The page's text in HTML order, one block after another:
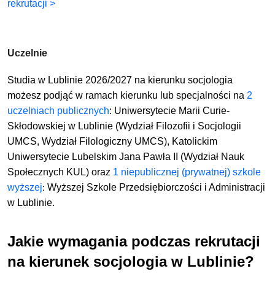
rekrutacji >
Uczelnie
Studia w Lublinie 2026/2027 na kierunku socjologia
możesz podjąć w ramach kierunku lub specjalności na 2
uczelniach publicznych: Uniwersytecie Marii Curie-
Skłodowskiej w Lublinie (Wydział Filozofii i Socjologii
UMCS, Wydział Filologiczny UMCS), Katolickim
Uniwersytecie Lubelskim Jana Pawła II (Wydział Nauk
Społecznych KUL) oraz 1 niepublicznej (prywatnej) szkole
wyższej: Wyższej Szkole Przedsiębiorczości i Administracji
w Lublinie.
Jakie wymagania podczas rekrutacji
na kierunek socjologia w Lublinie?